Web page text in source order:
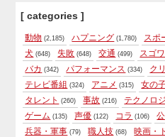
[ categories ]
動物 (2,185) ハプニング (1,780) スポ
犬 (648) 失敗 (648) 交通 (499) スゴ
バカ (342) パフォーマンス (334) ク
テレビ番組 (324) アニメ (315) 女の
タレント (260) 事故 (216) テクノロ
ゲーム (135) 声優 (122) コラ (106)
兵器・軍事 (79) 職人技 (68) 映画・